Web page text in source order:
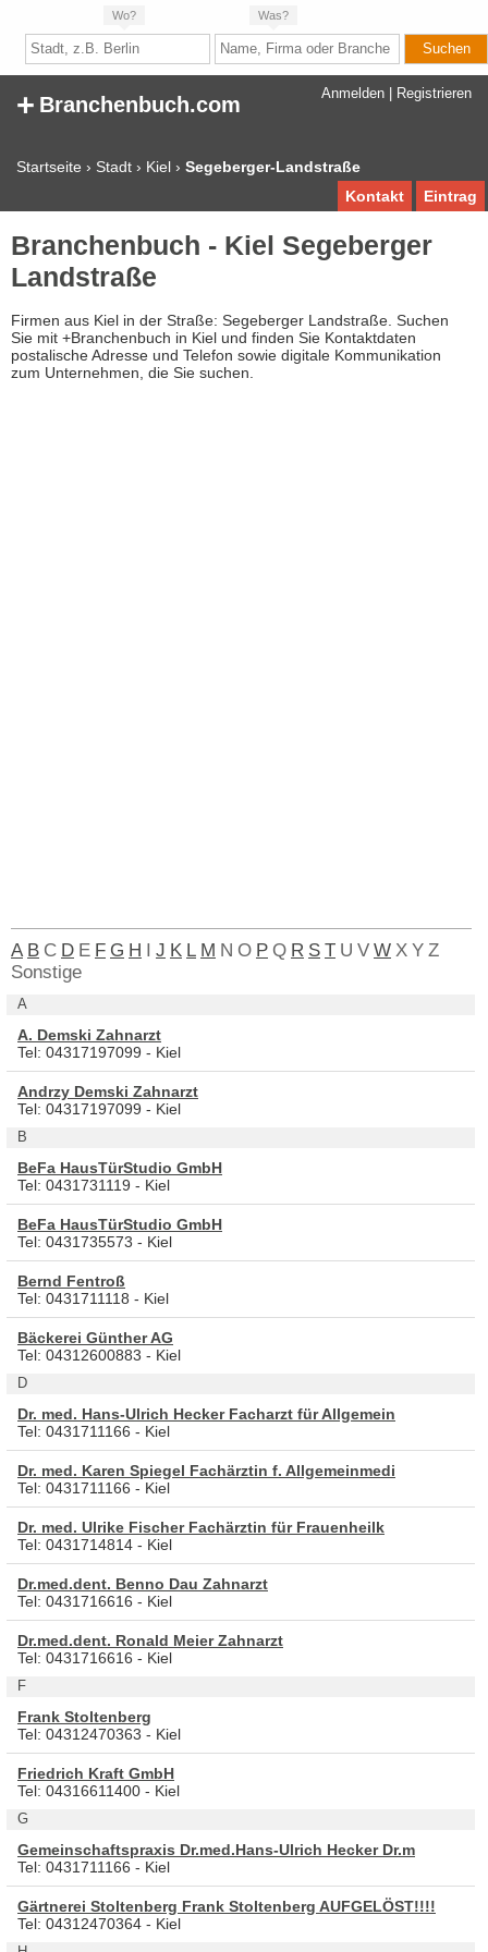
Wo? Was?
Anmelden Registrieren
+ Branchenbuch.com
Startseite › Stadt › Kiel › Segeberger-Landstraße
Eintrag
Kontakt
Branchenbuch - Kiel Segeberger
Landstraße
Firmen aus Kiel in der Straße: Segeberger Landstraße. Suchen
Sie mit +Branchenbuch in Kiel und finden Sie Kontaktdaten
postalische Adresse und Telefon sowie digitale Kommunikation
zum Unternehmen, die Sie suchen.
A B C D E F G H I J K L M N O P Q R S T U V W X Y Z
Sonstige
A
A. Demski Zahnarzt
Tel: 04317197099 - Kiel
Andrzy Demski Zahnarzt
Tel: 04317197099 - Kiel
B
BeFa HausTürStudio GmbH
Tel: 0431731119 - Kiel
BeFa HausTürStudio GmbH
Tel: 0431735573 - Kiel
Bernd Fentroß
Tel: 0431711118 - Kiel
Bäckerei Günther AG
Tel: 04312600883 - Kiel
D
Dr. med. Hans-Ulrich Hecker Facharzt für Allgemein
Tel: 0431711166 - Kiel
Dr. med. Karen Spiegel Fachärztin f. Allgemeinmedi
Tel: 0431711166 - Kiel
Dr. med. Ulrike Fischer Fachärztin für Frauenheilk
Tel: 0431714814 - Kiel
Dr.med.dent. Benno Dau Zahnarzt
Tel: 0431716616 - Kiel
Dr.med.dent. Ronald Meier Zahnarzt
Tel: 0431716616 - Kiel
F
Frank Stoltenberg
Tel: 04312470363 - Kiel
Friedrich Kraft GmbH
Tel: 04316611400 - Kiel
G
Gemeinschaftspraxis Dr.med.Hans-Ulrich Hecker Dr.m
Tel: 0431711166 - Kiel
Gärtnerei Stoltenberg Frank Stoltenberg AUFGELÖST!!!!
Tel: 04312470364 - Kiel